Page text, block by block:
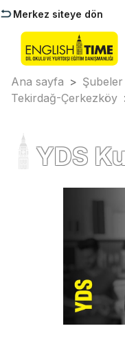
Merkez siteye dön
Ana sayfa > Şubeler
Tekirdağ-Çerkezköy
YDS